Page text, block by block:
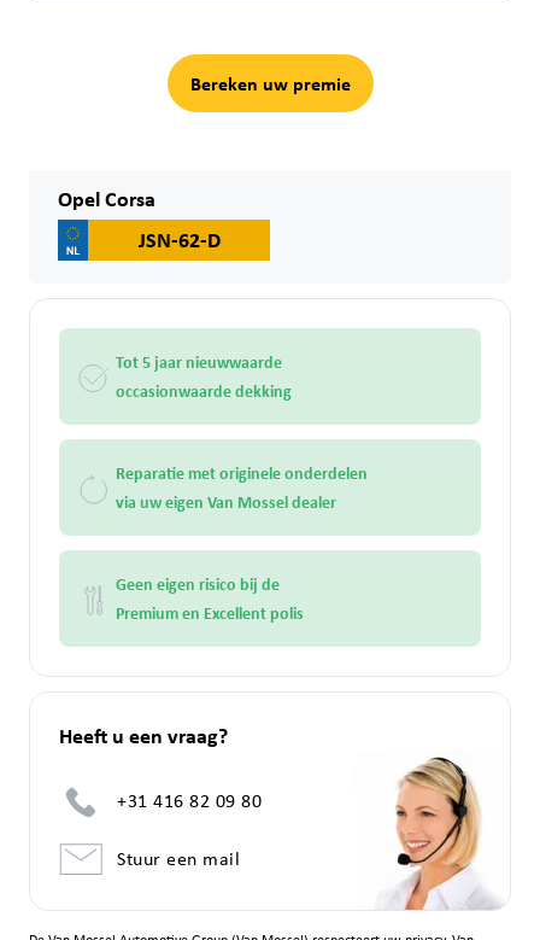
Bereken uw premie
Opel Corsa
JSN-62-D
Tot 5 jaar nieuwwaarde
occasionwaarde dekking
Reparatie met originele onderdelen
via uw eigen Van Mossel dealer
Geen eigen risico bij de
Premium en Excellent polis
Heeft u een vraag?
+31 416 82 09 80
Stuur een mail